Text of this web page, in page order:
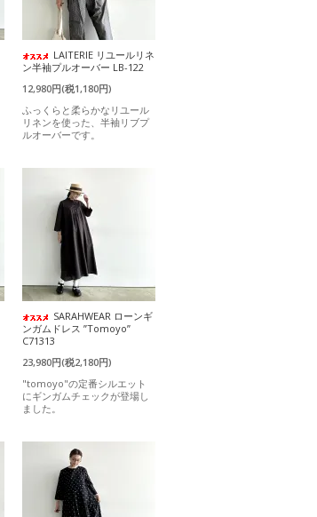
LAITERIE リユールリネ
ン半袖プルオーバー LB-122
12,980円(税1,180円)
ふっくらと柔らかなリユール
リネンを使った、半袖リブプ
ルオーバーです。
SARAHWEAR ローンギ
ンガムドレス ”Tomoyo”
C71313
23,980円(税2,180円)
"tomoyo"の定番シルエット
にギンガムチェックが登場し
ました。